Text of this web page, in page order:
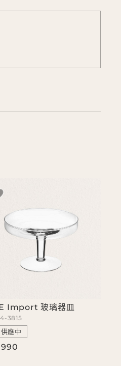
Import 玻璃器皿
3815
應中